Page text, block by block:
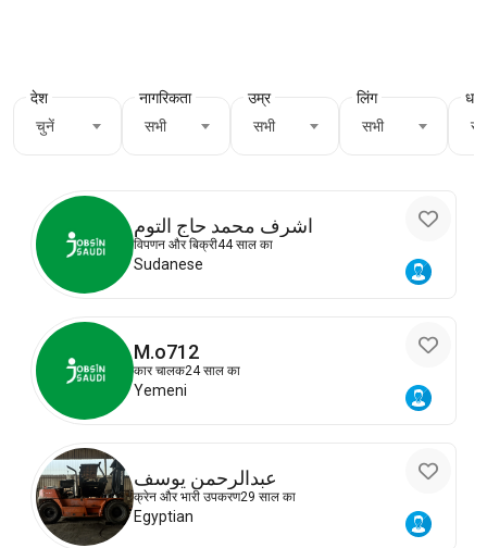
देश
चुनें
नागरिकता
सभी
उम्र
सभी
लिंग
सभी
धर्म
اشرف محمد حاج التوم
विपणन और बिक्री44 साल का
Sudanese
M.o712
कार चालक24 साल का
Yemeni
عبدالرحمن يوسف
क्रेन और भारी उपकरण29 साल का
Egyptian